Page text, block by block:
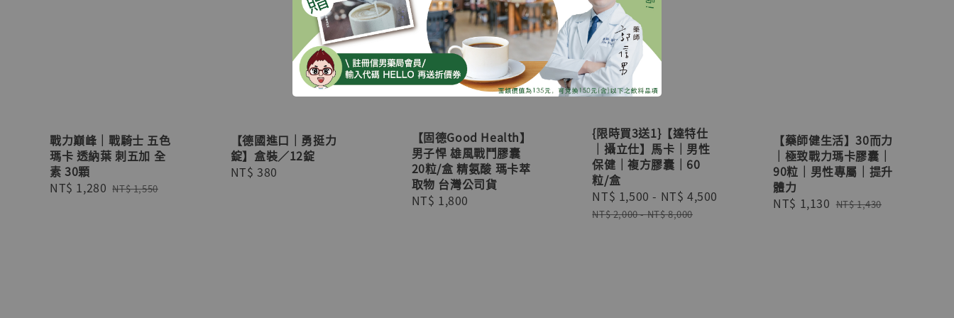
戰力巔峰｜戰騎士 五色
瑪卡 透納葉 刺五加 全
素 30顆
Sale
NT$ 1,280 Regular
NT$ 1,550
【德國進口｜勇挺力
錠】盒裝／12錠
Regular
NT$ 380
【固德Good Health】
男子悍 雄風戰鬥膠囊
20粒/盒 精氨酸 瑪卡萃
取物 台灣公司貨
Regular
NT$ 1,800
{限時買3送1}【達特仕
｜攝立仕】馬卡｜男性
保健｜複方膠囊｜60
粒/盒
Sale
price
NT$ 1,500 - NT$ 4,500
NT$ 2,000-NT$ 8,000
【藥師健生活】30而力
｜極致戰力瑪卡膠囊｜
90粒｜男性專屬｜提升
體力
Sale
NT$ 1,130 Regular
NT$ 1,430